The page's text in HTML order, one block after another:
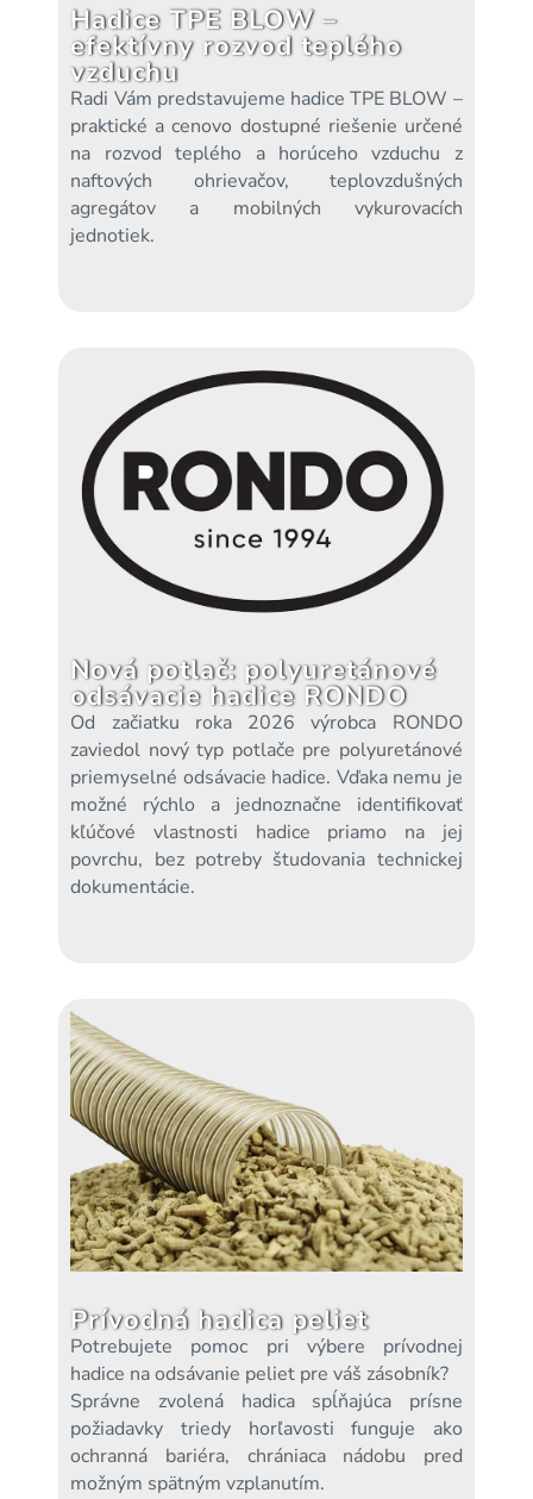
Hadice TPE BLOW –
efektívny rozvod teplého
vzduchu
Radi Vám predstavujeme hadice TPE BLOW –
praktické a cenovo dostupné riešenie určené
na rozvod teplého a horúceho vzduchu z
naftových ohrievačov, teplovzdušných
agregátov a mobilných vykurovacích
jednotiek.
Nová potlač: polyuretánové
odsávacie hadice RONDO
Od začiatku roka 2026 výrobca RONDO
zaviedol nový typ potlače pre polyuretánové
priemyselné odsávacie hadice. Vďaka nemu je
možné rýchlo a jednoznačne identifikovať
kľúčové vlastnosti hadice priamo na jej
povrchu, bez potreby študovania technickej
dokumentácie.
Prívodná hadica peliet
Potrebujete pomoc pri výbere prívodnej
hadice na odsávanie peliet pre váš zásobník?
Správne zvolená hadica spĺňajúca prísne
požiadavky triedy horľavosti funguje ako
ochranná bariéra, chrániaca nádobu pred
možným spätným vzplanutím.